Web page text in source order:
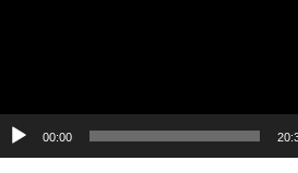
00:00